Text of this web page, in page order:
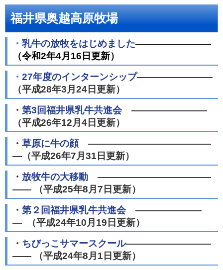
福井県奥越高原牧場
・ 乳牛の放牧をはじめました――――――――
（令和2年4月16日更新）
・ 27年度のインターンシップ――――――――
（平成28年3月24日更新）
・ 第3回福井県乳牛共進会――――――――
（平成26年12月4日更新）
・ 草原に牛の顔
―――――――――――――
―（平成26年7月31日更新）
・ 放牧牛の大移動 ――――――――――――
―― （平成25年8月7日更新）
・ 第２回福井県乳牛共進会―――――――
― （平成24年10月19日更新）
・ ちびっこサマースクール―――――――――
―― （平成24年8月1日更新）